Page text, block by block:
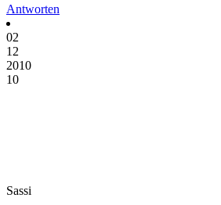
Antworten
02
12
2010
10
Sassi